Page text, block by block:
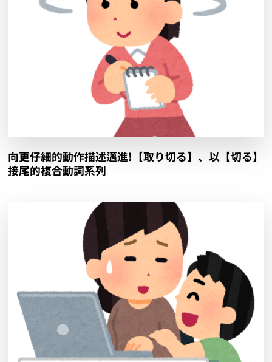
向更仔細的動作描述邁進!【取り切る】、以【切る】
接尾的複合動詞系列